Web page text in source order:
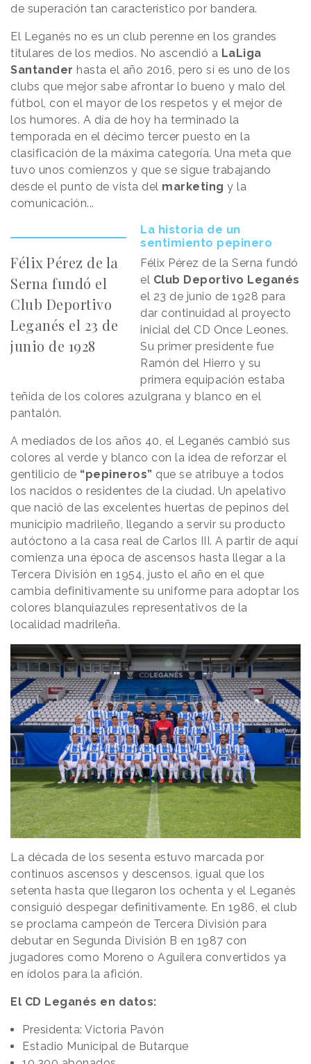
de superación tan característico por bandera.
El Leganés no es un club perenne en los grandes
titulares de los medios. No ascendió a LaLiga
Santander hasta el año 2016, pero sí es uno de los
clubs que mejor sabe afrontar lo bueno y malo del
fútbol, con el mayor de los respetos y el mejor de
los humores. A día de hoy ha terminado la
temporada en el décimo tercer puesto en la
clasificación de la máxima categoría. Una meta que
tuvo unos comienzos y que se sigue trabajando
desde el punto de vista del marketing y la
comunicación...
Félix Pérez de la
Serna fundó el
Club Deportivo
Leganés el 23 de
junio de 1928
La historia de un
sentimiento pepinero
Félix Pérez de la Serna fundó
el Club Deportivo Leganés
el 23 de junio de 1928 para
dar continuidad al proyecto
inicial del CD Once Leones.
Su primer presidente fue
Ramón del Hierro y su
primera equipación estaba
teñida de los colores azulgrana y blanco en el
pantalón.
A mediados de los años 40, el Leganés cambió sus
colores al verde y blanco con la idea de reforzar el
gentilicio de “pepineros” que se atribuye a todos
los nacidos o residentes de la ciudad. Un apelativo
que nació de las excelentes huertas de pepinos del
municipio madrileño, llegando a servir su producto
autóctono a la casa real de Carlos III. A partir de aquí
comienza una época de ascensos hasta llegar a la
Tercera División en 1954, justo el año en el que
cambia definitivamente su uniforme para adoptar los
colores blanquiazules representativos de la
localidad madrileña.
La década de los sesenta estuvo marcada por
continuos ascensos y descensos, igual que los
setenta hasta que llegaron los ochenta y el Leganés
consiguió despegar definitivamente. En 1986, el club
se proclama campeón de Tercera División para
debutar en Segunda División B en 1987 con
jugadores como Moreno o Aguilera convertidos ya
en ídolos para la afición.
El CD Leganés en datos:
Presidenta: Victoria Pavón
Estadio Municipal de Butarque